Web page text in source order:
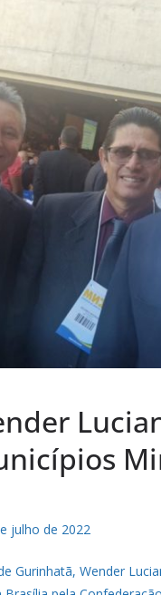
julho de 2022
Gurinhatã, Wender